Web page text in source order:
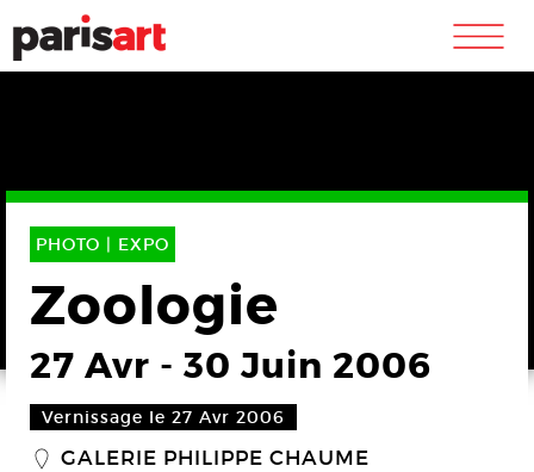
m
PHOTO | EXPO
Zoologie
27 Avr - 30 Juin 2006
Vernissage le 27 Avr 2006
_ GALERIE PHILIPPE CHAUME